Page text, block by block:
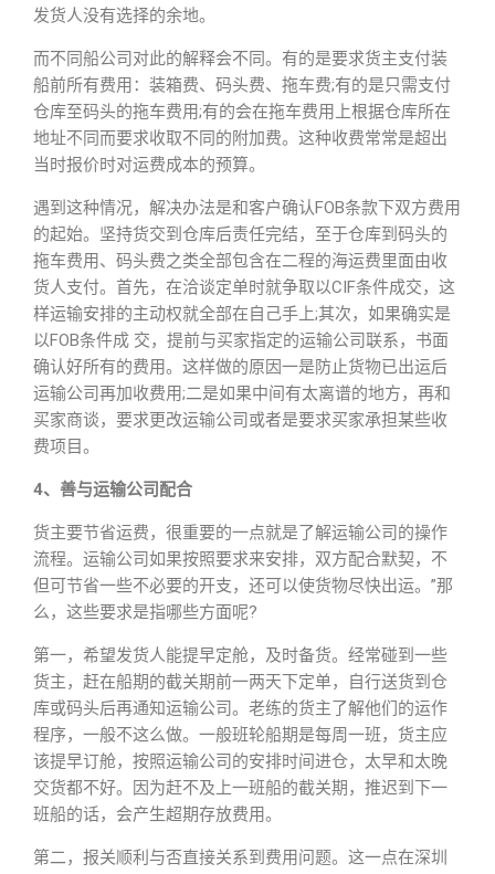
发货人没有选择的余地。
而不同船公司对此的解释会不同。有的是要求货主支付装
船前所有费用：装箱费、码头费、拖车费;有的是只需支付
仓库至码头的拖车费用;有的会在拖车费用上根据仓库所在
地址不同而要求收取不同的附加费。这种收费常常是超出
当时报价时对运费成本的预算。
遇到这种情况，解决办法是和客户确认FOB条款下双方费用
的起始。坚持货交到仓库后责任完结，至于仓库到码头的
拖车费用、码头费之类全部包含在二程的海运费里面由收
货人支付。首先，在洽谈定单时就争取以CIF条件成交，这
样运输安排的主动权就全部在自己手上;其次，如果确实是
以FOB条件成 交，提前与买家指定的运输公司联系，书面
确认好所有的费用。这样做的原因一是防止货物已出运后
运输公司再加收费用;二是如果中间有太离谱的地方，再和
买家商谈，要求更改运输公司或者是要求买家承担某些收
费项目。
4、善与运输公司配合
货主要节省运费，很重要的一点就是了解运输公司的操作
流程。运输公司如果按照要求来安排，双方配合默契，不
但可节省一些不必要的开支，还可以使货物尽快出运。”那
么，这些要求是指哪些方面呢?
第一，希望发货人能提早定舱，及时备货。经常碰到一些
货主，赶在船期的截关期前一两天下定单，自行送货到仓
库或码头后再通知运输公司。老练的货主了解他们的运作
程序，一般不这么做。一般班轮船期是每周一班，货主应
该提早订舱，按照运输公司的安排时间进仓，太早和太晚
交货都不好。因为赶不及上一班船的截关期，推迟到下一
班船的话，会产生超期存放费用。
第二，报关顺利与否直接关系到费用问题。这一点在深圳